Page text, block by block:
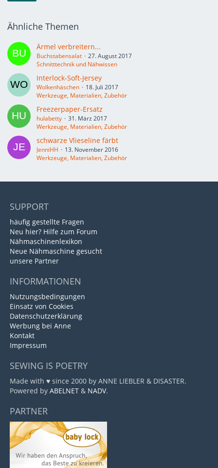
Ähnliche Themen
Ärmel verbreitern...
Buchstabensalat
27. August 2017
Schnitttechnik und Nähwissen
Interlock-Soft-Jersey
Wolkenhäschen
18. Juli 2017
Werkzeuge, Materialien, Zubehör
Freezerpaper-Ersatz
hulabetty
31. März 2017
Werkzeuge, Materialien, Zubehör
schwarze Vlieseline färbt
JenniHH
13. November 2016
Werkzeuge, Materialien, Zubehör
SUPPORT
häufig gestellte Fragen
Neu hier? Hilfe zum Forum
Nähmaschinenlexikon
Neue Nähmaschine gesucht
unsere Partner
INFORMATIONEN
Nutzungsbedingungen
Einsatz von Cookies
Datenschutzerklärung
Werbung bei Anne
Kontakt
Impressum
SEWING IS POETRY
Made with ♥ since 2000 by ANNE LIEBLER & DISASTER.
Powered by ABELNET & NADV.
PARTNER